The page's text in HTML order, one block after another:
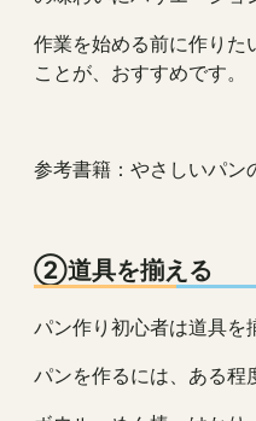
作業を始める前に作りた
ことが、おすすめです。
参考書籍：やさしいパン
②道具を揃える
パン作り初心者は道具を
パンを作るには、ある程